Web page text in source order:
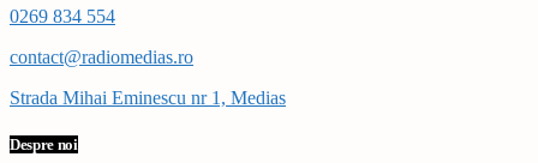
0269 834 554
contact@radiomedias.ro
Strada Mihai Eminescu nr 1, Medias
Despre noi